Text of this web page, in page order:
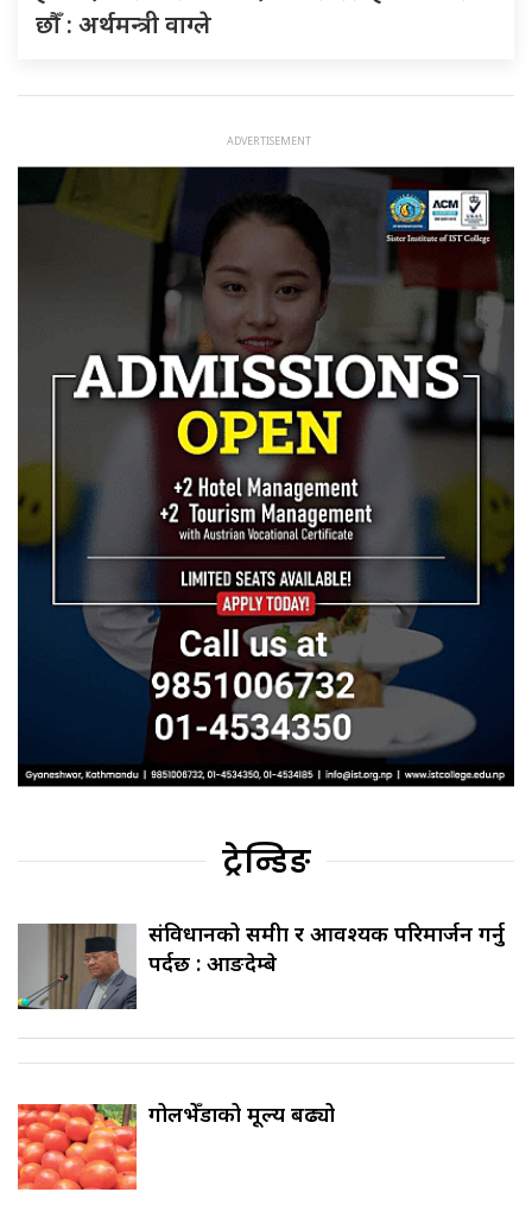
छौँ : अर्थमन्त्री वाग्ले
ट्रेन्डिङ
संविधानको समीक्षा र आवश्यक परिमार्जन गर्नु
पर्दछ : आङदेम्बे
गोलभेँडाको मूल्य बढ्यो